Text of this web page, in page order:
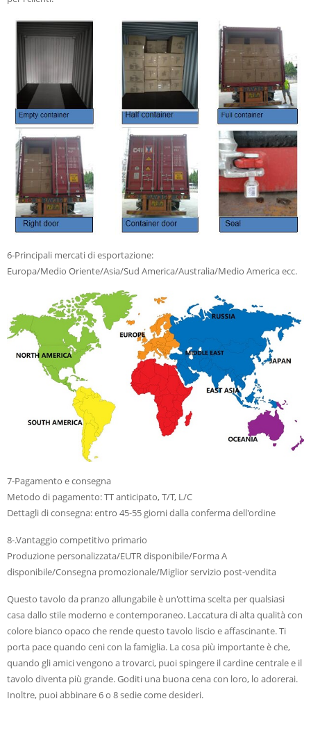
6-Principali mercati di esportazione:
Europa/Medio Oriente/Asia/Sud America/Australia/Medio America ecc.
7-Pagamento e consegna
Metodo di pagamento: TT anticipato, T/T, L/C
Dettagli di consegna: entro 45-55 giorni dalla conferma dell'ordine
8-.Vantaggio competitivo primario
Produzione personalizzata/EUTR disponibile/Forma A
disponibile/Consegna promozionale/Miglior servizio post-vendita
Questo tavolo da pranzo allungabile è un'ottima scelta per qualsiasi
casa dallo stile moderno e contemporaneo. Laccatura di alta qualità con
colore bianco opaco che rende questo tavolo liscio e affascinante. Ti
porta pace quando ceni con la famiglia. La cosa più importante è che,
quando gli amici vengono a trovarci, puoi spingere il cardine centrale e il
tavolo diventa più grande. Goditi una buona cena con loro, lo adorerai.
Inoltre, puoi abbinare 6 o 8 sedie come desideri.